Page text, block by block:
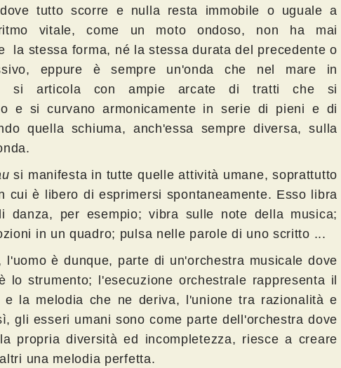
tutto scorre e nulla resta immobile o uguale a
vitale, come un moto ondoso, non ha mai
la stessa forma, né la stessa durata del precedente o
eppure è sempre un'onda che nel mare in
si articola con ampie arcate di tratti che si
e si curvano armonicamente in serie di pieni e di
quella schiuma, anch'essa sempre diversa, sulla
si manifesta in tutte quelle attività umane, soprattutto
cui è libero di esprimersi spontaneamente. Esso libra
danza, per esempio; vibra sulle note della musica;
in un quadro; pulsa nelle parole di uno scritto ...
l'uomo è dunque, parte di un'orchestra musicale dove
lo strumento; l'esecuzione orchestrale rappresenta il
e la melodia che ne deriva, l'unione tra razionalità e
gli esseri umani sono come parte dell'orchestra dove
propria diversità ed incompletezza, riesce a creare
una melodia perfetta.